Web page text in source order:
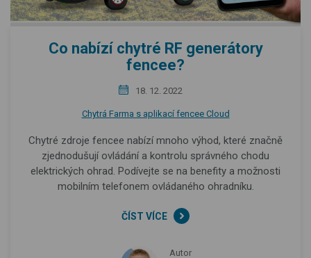
Co nabízí chytré RF generátory
fencee?
18. 12. 2022
Chytrá Farma s aplikací fencee Cloud
Chytré zdroje fencee nabízí mnoho výhod, které značně
zjednodušují ovládání a kontrolu správného chodu
elektrických ohrad. Podívejte se na benefity a možnosti
mobilním telefonem ovládaného ohradníku.
ČÍST VÍCE
Autor